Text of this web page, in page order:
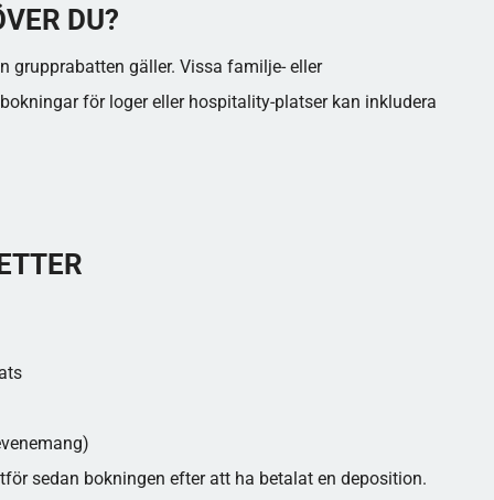
DU?
grupprabatten gäller. Vissa familje- eller
för loger eller hospitality-platser kan inkludera
sedan bokningen efter att ha betalat en deposition.